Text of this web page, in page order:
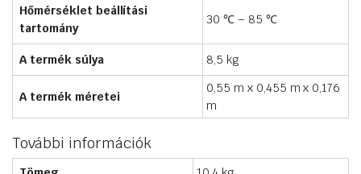
Hőmérséklet beállítási
tartomány
30 ℃ – 85 ℃
A termék súlya 8,5 kg
A termék méretei
0,55 m x 0,455 m x 0,176
m
További információk